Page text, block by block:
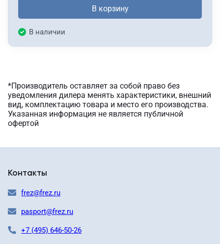
В корзину
В наличии
*Производитель оставляет за собой право без
уведомления дилера менять характеристики, внешний
вид, комплектацию товара и место его производства.
Указанная информация не является публичной
офертой
Контакты
frez@frez.ru
pasport@frez.ru
+7 (495) 646-50-26